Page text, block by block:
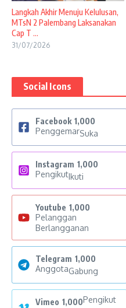
Langkah Akhir Menuju Kelulusan,
MTsN 2 Palembang Laksanakan
Cap T ...
31/07/2026
Social Icons
Facebook 1,000
PenggemarSuka
Instagram 1,000
PengikutIkuti
Youtube 1,000
Pelanggan
Berlangganan
Telegram 1,000
AnggotaGabung
Vimeo 1,000Pengikut